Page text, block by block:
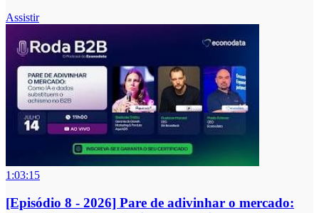
Assistir
1:03:15
[Episódio 8 - 2026] Pare de adivinhar o mercado: